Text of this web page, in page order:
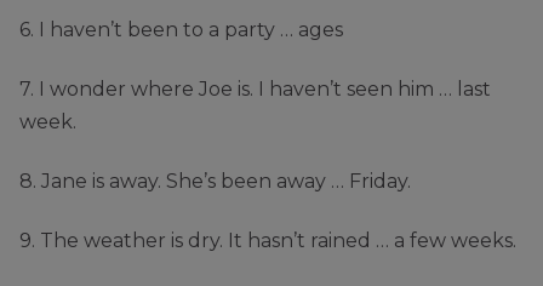
6. I haven’t been to a party … ages
7. I wonder where Joe is. I haven’t seen him … last
week.
8. Jane is away. She’s been away … Friday.
9. The weather is dry. It hasn’t rained … a few weeks.